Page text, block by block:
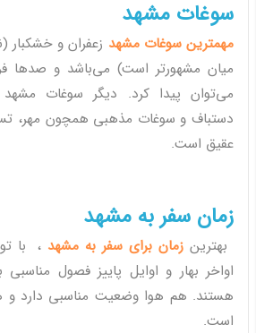
سوغات مشهد
مهمترین سوغات مشهد زعفران و
میان مشهورتر است) می‌باشد و صدها
می‌توان پیدا کرد. دیگر سوغات
دستباف و سوغات مذهبی همچون مهر،
عقیق است.
زمان سفر به مشهد
بهترین زمان برای سفر به مشهد ، با
اواخر بهار و اوایل پاییز فصول
هستند. هم هوا وضعیت مناسبی دارد و
است.